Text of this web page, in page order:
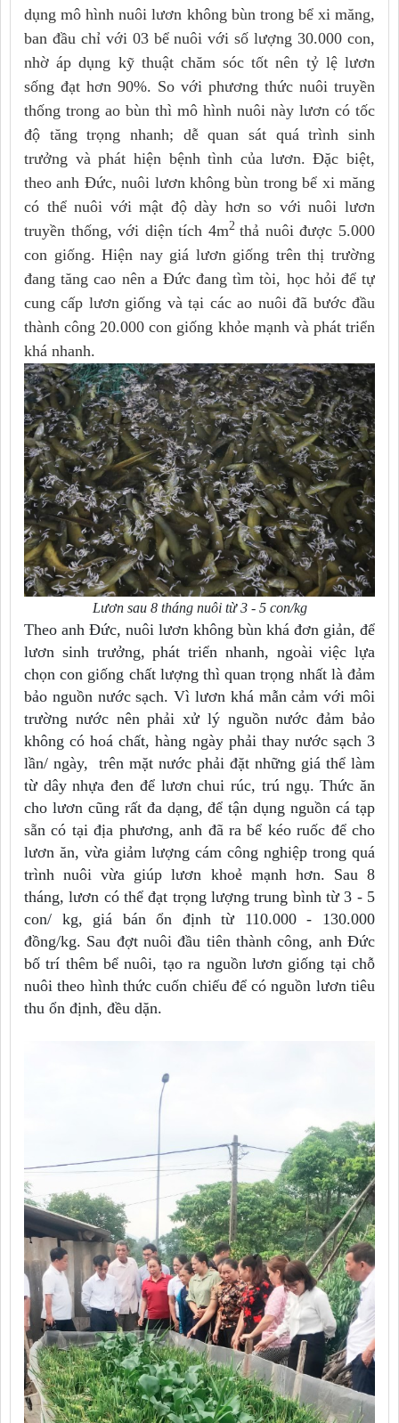
dụng mô hình nuôi lươn không bùn trong bể xi măng,
ban đầu chỉ với 03 bể nuôi với số lượng 30.000 con,
nhờ áp dụng kỹ thuật chăm sóc tốt nên tỷ lệ lươn
sống đạt hơn 90%. So với phương thức nuôi truyền
thống trong ao bùn thì mô hình nuôi này lươn có tốc
độ tăng trọng nhanh; dễ quan sát quá trình sinh
trưởng và phát hiện bệnh tình của lươn. Đặc biệt,
theo anh Đức, nuôi lươn không bùn trong bể xi măng
có thể nuôi với mật độ dày hơn so với nuôi lươn
truyền thống, với diện tích 4m2thả nuôi được 5.000
con giống. Hiện nay giá lươn giống trên thị trường
đang tăng cao nên a Đức đang tìm tòi, học hỏi để tự
cung cấp lươn giống và tại các ao nuôi đã bước đầu
thành công 20.000 con giống khỏe mạnh và phát triển
khá nhanh.
Lươn sau 8 tháng nuôi từ 3 - 5 con/kg
Theo anh Đức, nuôi lươn không bùn khá đơn giản, để
lươn sinh trưởng, phát triển nhanh, ngoài việc lựa
chọn con giống chất lượng thì quan trọng nhất là đảm
bảo nguồn nước sạch. Vì lươn khá mẫn cảm với môi
trường nước nên phải xử lý nguồn nước đảm bảo
không có hoá chất, hàng ngày phải thay nước sạch 3
lần/ ngày, trên mặt nước phải đặt những giá thể làm
từ dây nhựa đen để lươn chui rúc, trú ngụ. Thức ăn
cho lươn cũng rất đa dạng, để tận dụng nguồn cá tạp
sẵn có tại địa phương, anh đã ra bể kéo ruốc để cho
lươn ăn, vừa giảm lượng cám công nghiệp trong quá
trình nuôi vừa giúp lươn khoẻ mạnh hơn. Sau 8
tháng, lươn có thể đạt trọng lượng trung bình từ 3 - 5
con/ kg, giá bán ổn định từ 110.000 - 130.000
đồng/kg. Sau đợt nuôi đầu tiên thành công, anh Đức
bố trí thêm bể nuôi, tạo ra nguồn lươn giống tại chỗ
nuôi theo hình thức cuốn chiếu để có nguồn lươn tiêu
thu ổn định, đều dặn.